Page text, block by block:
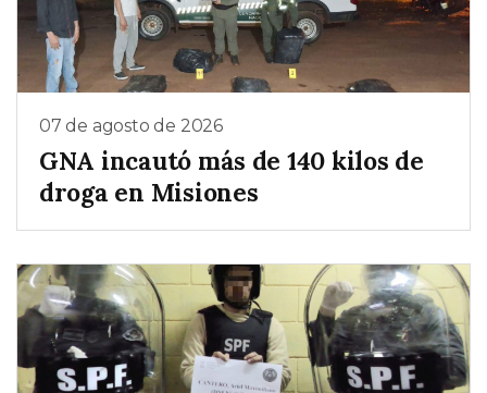
07 de agosto de 2026
GNA incautó más de 140 kilos de
droga en Misiones